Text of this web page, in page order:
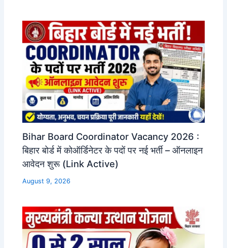
Bihar Board Coordinator Vacancy 2026 :
बिहार बोर्ड में कोऑर्डिनेटर के पदों पर नई भर्ती – ऑनलाइन
आवेदन शुरू (Link Active)
August 9, 2026